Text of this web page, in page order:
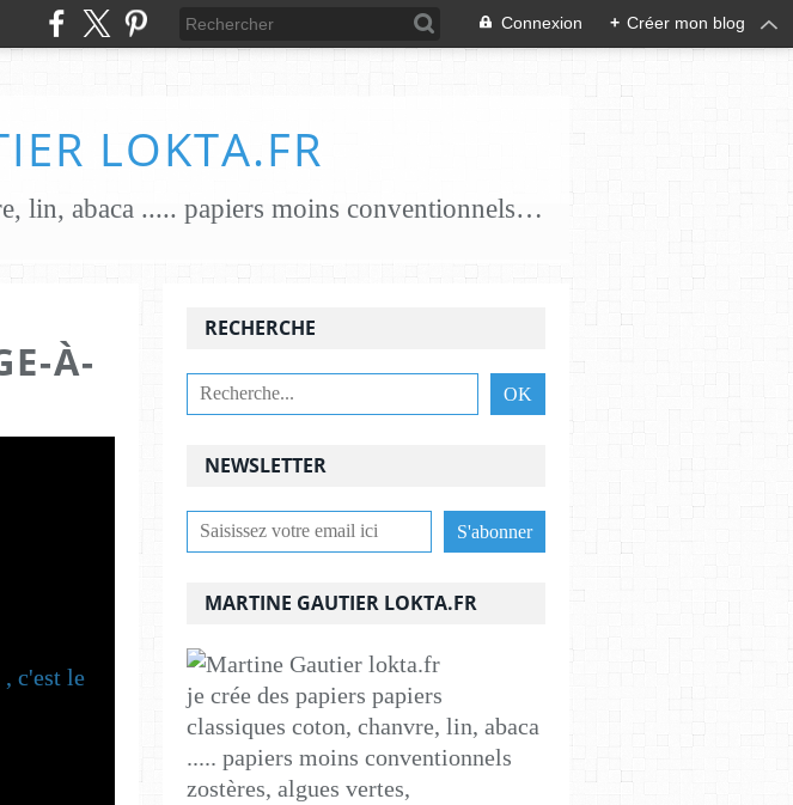
Connexion + Créer mon blog
LOKTA.FR
je crée des papiers papiers classiques coton, chanvre, lin, abaca ..... papiers moins conventionnels zostères, algues vertes, champignons... j'essaie de croiser les savoir-faire avec des feutrières, tisserandes, brodeuses, associant alors fibres textiles et papetières pour une nouvelle alliance c'est une aventure , une recherche passionnante et je le crains sans fin ,........................
À-
NEWSLETTER
RECHERCHE
MARTINE GAUTIER LOKTA.FR
je crée des papiers papiers
classiques coton, chanvre, lin, abaca
..... papiers moins conventionnels
zostères, algues vertes,